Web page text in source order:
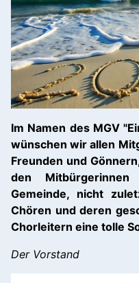
Im Namen des MGV
wünschen wir allen
Freunden und
den
Gemeinde, nicht
Chören und deren
Chorleitern eine tolle
Der Vorstand